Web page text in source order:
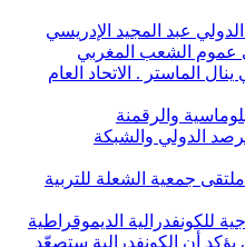
عبد المجيد الإدريسي
عموم الشعب المغربي
الماستر . الاتحاد العام
والرقمنة
الدولي والشبكة
جمعية الشعلة للتربية
للكونفدرالية الديموقراطية
أن الكونفدرالية ستصعّد